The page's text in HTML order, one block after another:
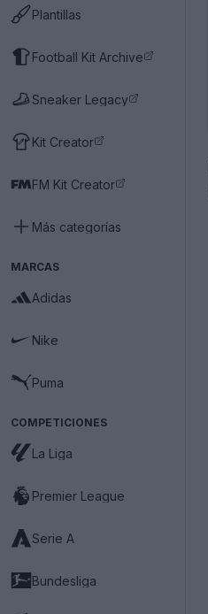
Plantillas
Football Kit Archive
Sneaker Legacy
Kit Creator
FM Kit Creator
Más categorías
MARCAS
Adidas
Nike
Puma
COMPETICIONES
La Liga
Premier League
Serie A
Bundesliga